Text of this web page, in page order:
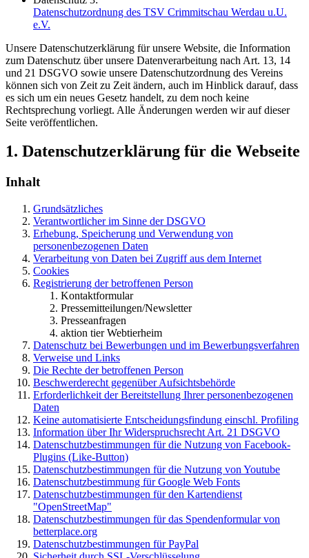
Datenschutzordnung des TSV Crimmitschau Werdau u.U.
e.V.
Unsere Datenschutzerklärung für unsere Website, die Information
zum Datenschutz über unsere Datenverarbeitung nach Art. 13, 14
und 21 DSGVO sowie unsere Datenschutzordnung des Vereins
können sich von Zeit zu Zeit ändern, auch im Hinblick darauf, dass
es sich um ein neues Gesetz handelt, zu dem noch keine
Rechtsprechung vorliegt. Alle Änderungen werden wir auf dieser
Seite veröffentlichen.
1. Datenschutzerklärung für die Webseite
Inhalt
Grundsätzliches
Verantwortlicher im Sinne der DSGVO
Erhebung, Speicherung und Verwendung von
personenbezogenen Daten
Verarbeitung von Daten bei Zugriff aus dem Internet
Cookies
Registrierung der betroffenen Person
Kontaktformular
Pressemitteilungen/Newsletter
Presseanfragen
aktion tier Webtierheim
Datenschutz bei Bewerbungen und im Bewerbungsverfahren
Verweise und Links
Die Rechte der betroffenen Person
Beschwerderecht gegenüber Aufsichtsbehörde
Erforderlichkeit der Bereitstellung Ihrer personenbezogenen
Daten
Keine automatisierte Entscheidungsfindung einschl. Profiling
Information über Ihr Widerspruchsrecht Art. 21 DSGVO
Datenschutzbestimmungen für die Nutzung von Facebook-
Plugins (Like-Button)
Datenschutzbestimmungen für die Nutzung von Youtube
Datenschutzbestimmung für Google Web Fonts
Datenschutzbestimmungen für den Kartendienst
"OpenStreetMap"
Datenschutzbestimmungen für das Spendenformular von
betterplace.org
Datenschutzbestimmungen für PayPal